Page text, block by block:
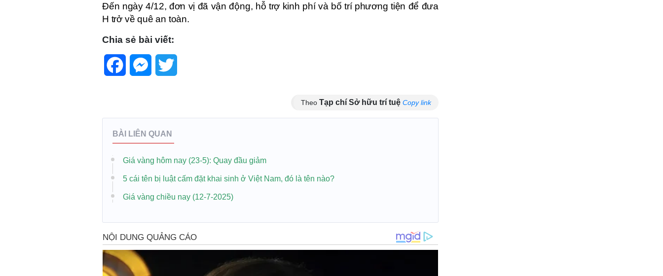
Đến ngày 4/12, đơn vị đã vận động, hỗ trợ kinh phí và bố trí phương tiện để đưa
H trở về quê an toàn.
Chia sẻ bài viết:
FacebookMessenger
Theo Tạp chí Sở hữu trí tuệ Copy link
BÀI LIÊN QUAN
Giá vàng hôm nay (23-5): Quay đầu giảm
5 cái tên bị luật cấm đặt khai sinh ở Việt Nam, đó là tên nào?
Giá vàng chiều nay (12-7-2025)